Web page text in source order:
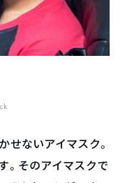
せないアイマスク。
。そのアイマスクで